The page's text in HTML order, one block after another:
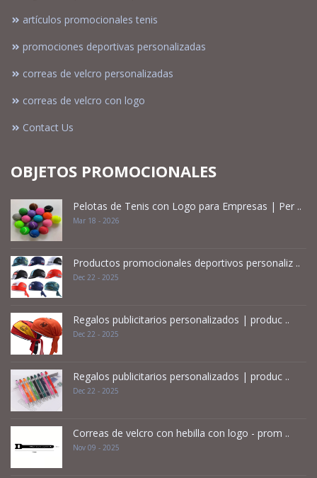
artículos promocionales tenis
promociones deportivas personalizadas
correas de velcro personalizadas
correas de velcro con logo
Contact Us
OBJETOS PROMOCIONALES
Pelotas de Tenis con Logo para Empresas | Per ..
Mar 18 - 2026
Productos promocionales deportivos personaliz ..
Dec 22 - 2025
Regalos publicitarios personalizados | produc ..
Dec 22 - 2025
Regalos publicitarios personalizados | produc ..
Dec 22 - 2025
Correas de velcro con hebilla con logo - prom ..
Nov 09 - 2025